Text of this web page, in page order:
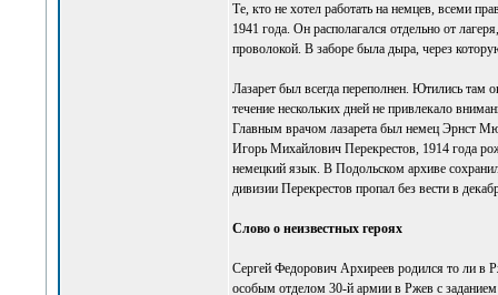
Те, кто не хотел работать на немцев, всеми
1941 года. Он располагался отдельно от
проволокой. В заборе была дыра, через
Лазарет был всегда переполнен. Ютились там
течение нескольких дней не привлекало
Главным врачом лазарета был немец Эрнст
Игорь Михайлович Перекрестов, 1914 года
немецкий язык. В Подольском архиве
дивизии Перекрестов пропал без вести в
Слово о неизвестных героях
Сергей Федорович Архиреев родился то ли в
особым отделом 30-й армии в Ржев с заданием